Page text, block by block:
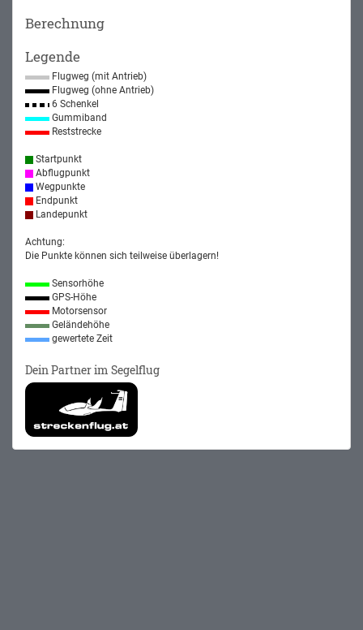
Berechnung
Legende
Flugweg (mit Antrieb)
Flugweg (ohne Antrieb)
6 Schenkel
Gummiband
Reststrecke
Startpunkt
Abflugpunkt
Wegpunkte
Endpunkt
Landepunkt
Achtung:
Die Punkte können sich teilweise überlagern!
Sensorhöhe
GPS-Höhe
Motorsensor
Geländehöhe
gewertete Zeit
Dein Partner im Segelflug